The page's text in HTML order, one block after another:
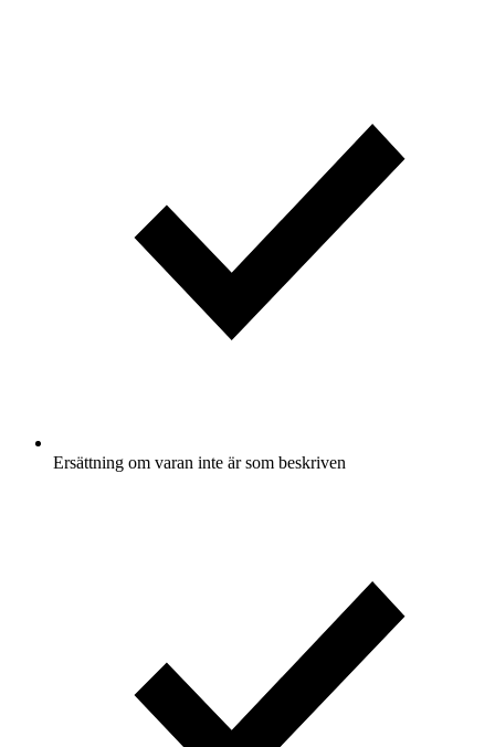
Ersättning om varan inte är som beskriven